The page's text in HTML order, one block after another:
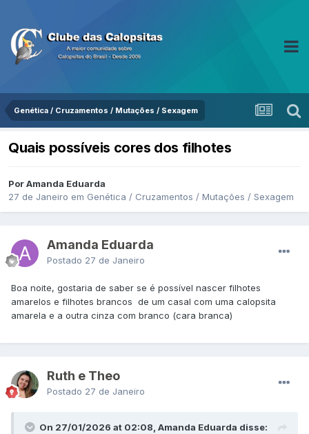
Genética / Cruzamentos / Mutações / Sexagem
Quais possíveis cores dos filhotes
Por Amanda Eduarda
27 de Janeiro em Genética / Cruzamentos / Mutações / Sexagem
Amanda Eduarda
Postado 27 de Janeiro
Boa noite, gostaria de saber se é possível nascer filhotes
amarelos e filhotes brancos de um casal com uma calopsita
amarela e a outra cinza com branco (cara branca)
Ruth e Theo
Postado 27 de Janeiro
On 27/01/2026 at 02:08, Amanda Eduarda disse: